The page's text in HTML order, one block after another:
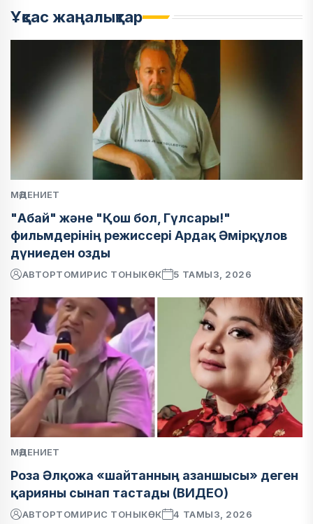
Ұқсас жаңалықтар
МӘДЕНИЕТ
"Абай" және "Қош бол, Гүлсары!"
фильмдерінің режиссері Ардақ Әмірқұлов
дүниеден озды
АВТОРТОМИРИС ТОНЫКӨК 5 ТАМЫЗ, 2026
МӘДЕНИЕТ
Роза Әлқожа «шайтанның азаншысы» деген
қарияны сынап тастады (ВИДЕО)
АВТОРТОМИРИС ТОНЫКӨК 4 ТАМЫЗ, 2026